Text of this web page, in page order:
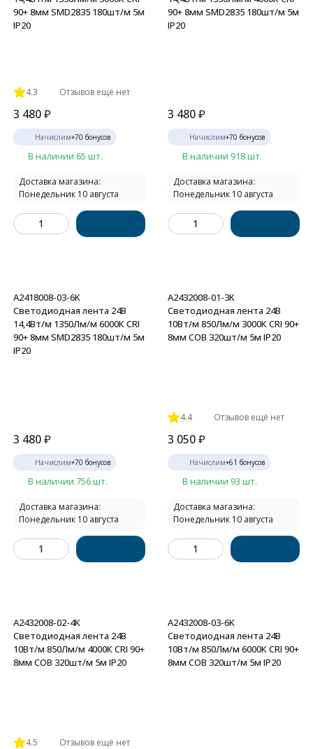
90+ 8мм SMD2835 180шт/м 5м
IP20
4.3 Отзывов ещё нет
3 480₽
Начислим+70 бонусов
В наличии 65 шт.
Доставка магазина:
Понедельник 10 августа
90+ 8мм SMD2835 180шт/м 5м
IP20
3 480₽
Начислим+70 бонусов
В наличии 918 шт.
Доставка магазина:
Понедельник 10 августа
A2418008-03-6K
Светодиодная лента 24В
14,4Вт/м 1350Лм/м 6000К CRI
90+ 8мм SMD2835 180шт/м 5м
IP20
3 480₽
Начислим+70 бонусов
В наличии 756 шт.
Доставка магазина:
Понедельник 10 августа
A2432008-01-3K
Светодиодная лента 24В
10Вт/м 850Лм/м 3000К CRI 90+
8мм COB 320шт/м 5м IP20
4.4 Отзывов ещё нет
3 050₽
Начислим+61 бонусов
В наличии 93 шт.
Доставка магазина:
Понедельник 10 августа
A2432008-02-4K
Светодиодная лента 24В
10Вт/м 850Лм/м 4000К CRI 90+
8мм COB 320шт/м 5м IP20
4.5 Отзывов ещё нет
A2432008-03-6K
Светодиодная лента 24В
10Вт/м 850Лм/м 6000К CRI 90+
8мм COB 320шт/м 5м IP20